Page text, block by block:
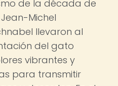
de la década de
Michel
llevaron al
del gato
vibrantes y
para transmitir